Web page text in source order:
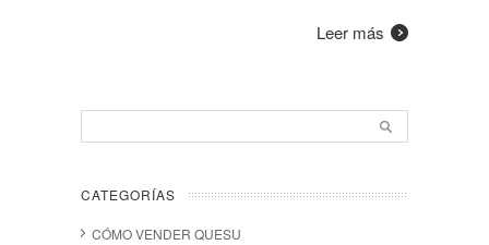
Leer más
CATEGORÍAS
CÓMO VENDER QUESU